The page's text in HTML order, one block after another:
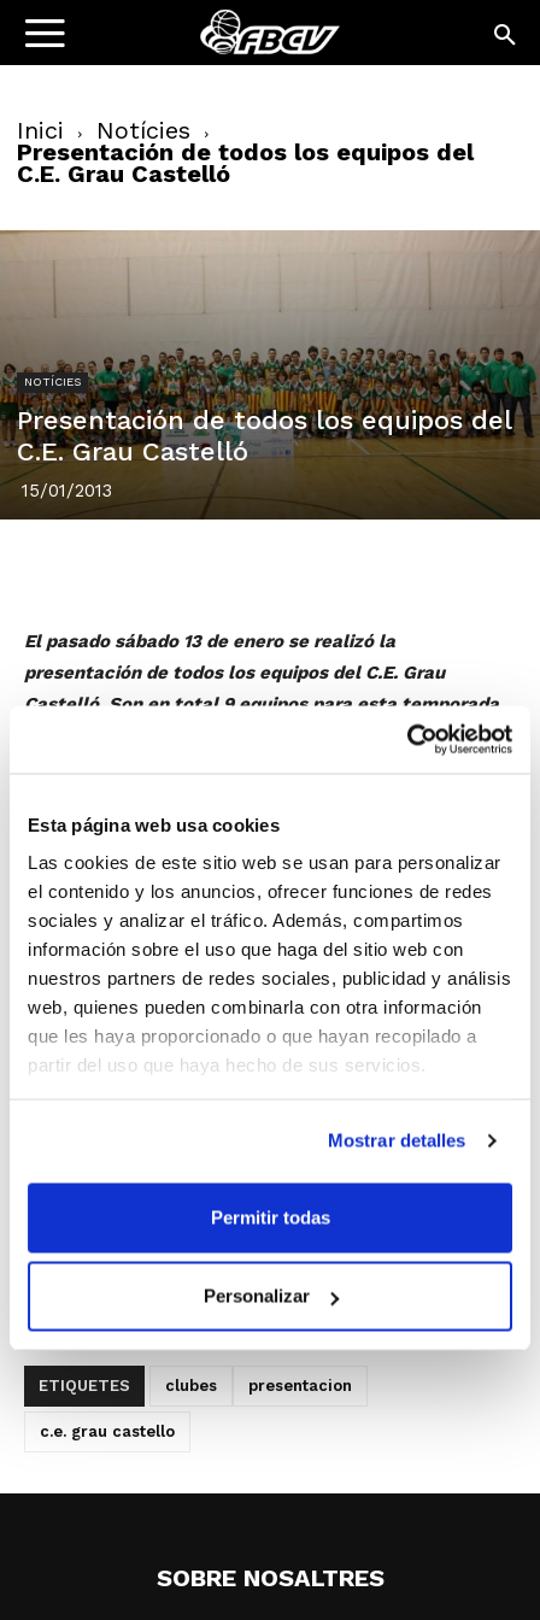
Esta página web usa cookies
Las cookies de este sitio web se usan para personalizar
el contenido y los anuncios, ofrecer funciones de redes
sociales y analizar el tráfico. Además, compartimos
información sobre el uso que haga del sitio web con
nuestros partners de redes sociales, publicidad y análisis
web, quienes pueden combinarla con otra información
que les haya proporcionado o que hayan recopilado a
partir del uso que haya hecho de sus servicios.
Mostrar detalles
Permitir todas
Personalizar
Inici Notícies
Presentación de todos los equipos del
C.E. Grau Castelló
NOTÍCIES
Presentación de todos los equipos del
C.E. Grau Castelló
15/01/2013
El pasado sábado 13 de enero se realizó la
presentación de todos los equipos del C.E. Grau
Castelló. Son en total 9 equipos para esta temporada,
entre los que destaca el regreso del Senior Femenino
escudo y la equipación con los colores de la bandera
de Castellón.
Desafortunadamente, los resultados deportivos de la
jornada no fueron muy propicios para el Club, pero la
entidad asegura que los momentos vividos durante
todo el sábado y, especialmente durante el acto de
presentación de todos los equipos, hacen que la
pancarta situada durante todo este fin de semana en
El C.E. Grau Castelló agradece su presencia a
comunicación en un acto que sirvió para que el
baloncesto tuviera su merecido reconocimiento.
ETIQUETES clubes presentacion
c.e. grau castello
SOBRE NOSALTRES